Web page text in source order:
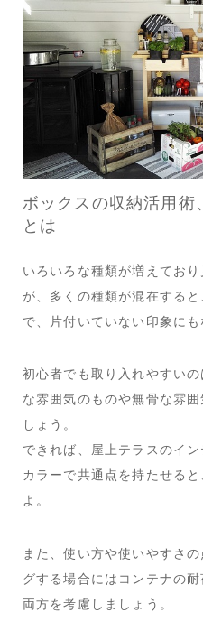
ボックスの収納活用術
とは
いろいろな種類が増えてお
が、多くの種類が混在する
で、片付いていない印象にも
初心者でも取り入れやすい
な雰囲気のものや無骨な雰
しょう。
できれば、屋上テラスのイ
カラーで共通点を持たせる
よ。
また、使い方や使いやすさ
グする場合にはコンテナの
両方を考慮しましょう。